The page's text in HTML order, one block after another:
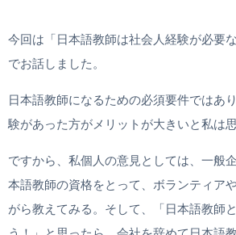
今回は「日本語教師は社会人経験が必要
でお話しました。
日本語教師になるための必須要件ではあ
験があった方がメリットが大きいと私は思
ですから、私個人の意見としては、一般
本語教師の資格をとって、ボランティア
がら教えてみる。そして、「日本語教師